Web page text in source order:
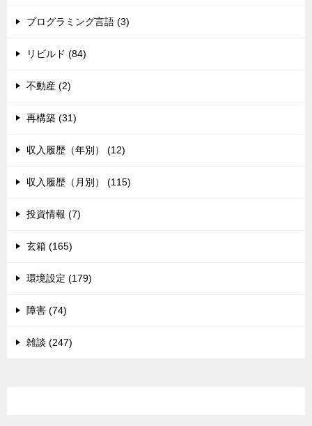
プログラミング言語 (3)
リビルド (84)
不動産 (2)
再構築 (31)
収入履歴（年別） (12)
収入履歴（月別） (115)
投資情報 (7)
玄箱 (165)
環境設定 (179)
障害 (74)
雑談 (247)